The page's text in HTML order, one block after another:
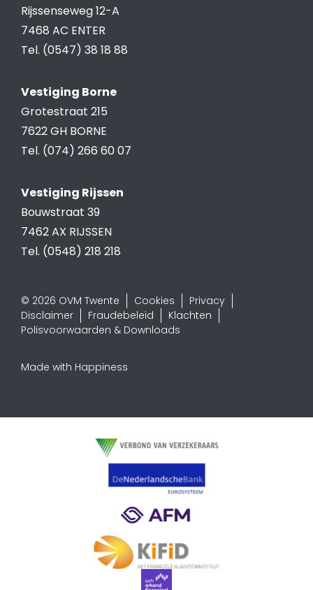
Rijssenseweg 12-A
7468 AC ENTER
Tel. (0547) 38 18 88
Vestiging Borne
Grotestraat 215
7622 GH BORNE
Tel. (074) 266 60 07
Vestiging Rijssen
Bouwstraat 39
7462 AX RIJSSEN
Tel. (0548) 218 218
© 2026 OVM Twente Cookies
Privacy
Disclaimer
Fraudebeleid
Klachten
Polisvoorwaarden & Downloads
Made with Happiness